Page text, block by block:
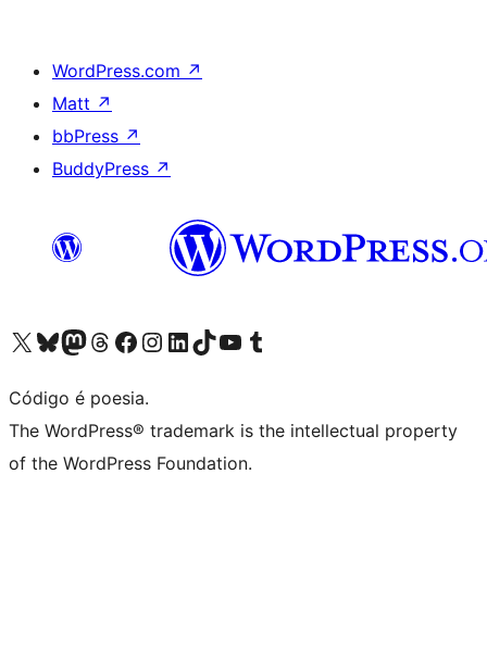
WordPress.com ↗
Matt ↗
bbPress ↗
BuddyPress ↗
Acessar nossa conta do X (antigo Twitter)
Acessar nossa conta do Bluesky
Acessar nossa conta do Mastodon
Acessar nossa conta do Threads
Acessar nossa página do Facebook
Acessar nossa conta do Instagram
Acessar nossa conta do LinkedIn
Acessar nossa conta do TikTok
Acessar nosso canal do YouTube
Acessar nossa conta no Tumblr
Código é poesia.
The WordPress® trademark is the intellectual property
of the WordPress Foundation.